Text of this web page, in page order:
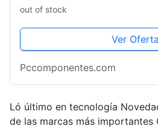
out of stock
Ver Oferta
Pccomponentes.com
Ló último en tecnología
de las marcas más importantes